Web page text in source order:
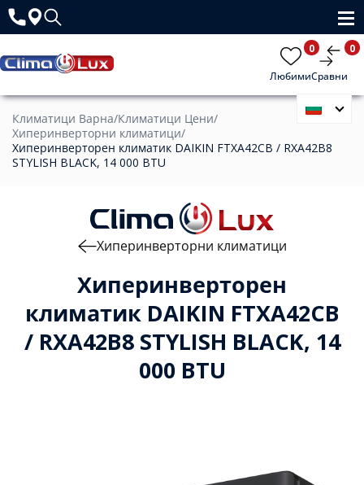
Любими
0
Сравни
0
Климатици Варна/Климатици Цени/
Хиперинверторни климатици/
Хиперинверторен климатик DAIKIN FTXA42CB / RXA42B8
STYLISH BLACK, 14 000 BTU
Хиперинверторен
климатик DAIKIN FTXA42CB
/ RXA42B8 STYLISH BLACK, 14
000 BTU
Хиперинверторни климатици